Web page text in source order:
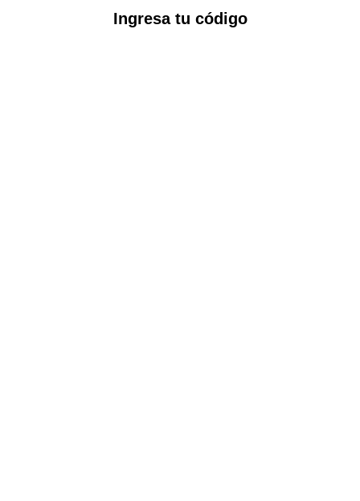
Ingresa tu código